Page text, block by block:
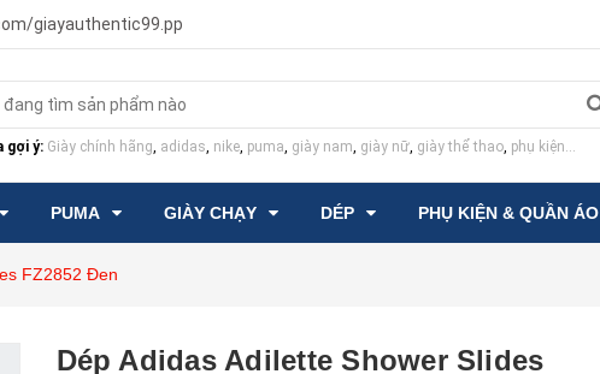
giayauthentic99.pp
gợi ý: Giày chính hãng, adidas, nike, puma, giày nam, giày nữ, giày thể thao, phụ kiện...
PUMA GIÀY CHẠY DÉP PHỤ KIỆN & QUẦN ÁO
FZ2852 Đen
Dép Adidas Adilette Shower Slides